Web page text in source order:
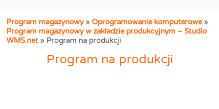
Program magazynowy»Oprogramowanie komputerowe»
Program magazynowy w zakładzie produkcyjnym – Studio
WMS.net » Program na produkcji
Program na produkcji